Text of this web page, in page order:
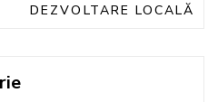
DEZVOLTARE LOCALĂ